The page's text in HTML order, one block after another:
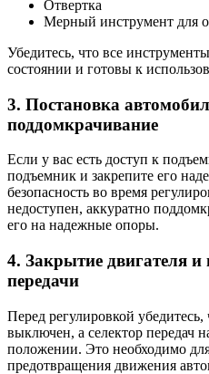
Отвертка
Мерный инструмент для
Убедитесь, что все
состоянии и готовы к
3. Постановка
поддомкрачивание
Если у вас есть доступ к
подъемник и закрепите его
безопасность во время
недоступен, аккуратно
его на надежные опоры.
4. Закрытие двигателя
передачи
Перед регулировкой
выключен, а селектор передач
положении. Это необходимо
предотвращения движения